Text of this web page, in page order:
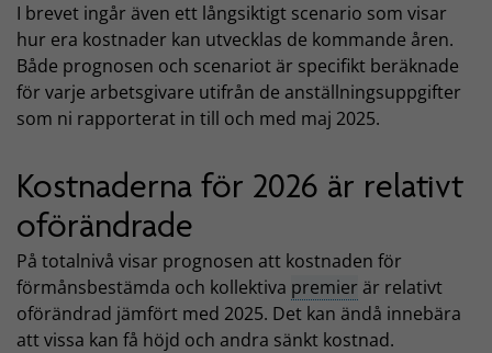
I brevet ingår även ett långsiktigt scenario som visar
hur era kostnader kan utvecklas de kommande åren.
Både prognosen och scenariot är specifikt beräknade
för varje arbetsgivare utifrån de anställningsuppgifter
som ni rapporterat in till och med maj 2025.
Kostnaderna för 2026 är relativt
oförändrade
På totalnivå visar prognosen att kostnaden för
förmånsbestämda och kollektiva premier är relativt
oförändrad jämfört med 2025. Det kan ändå innebära
att vissa kan få höjd och andra sänkt kostnad.